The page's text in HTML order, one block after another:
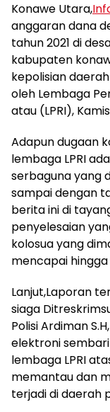
Konawe Utara,
anggaran dana
tahun 2021 di
kabupaten
kepolisian
oleh Lembaga
atau (LPRI),
Adapun dugaan
lembaga LPRI
serbaguna yang
sampai dengan
berita ini di
penyelesaian
kolosua yang
mencapai
Lanjut,Laporan
siaga
Polisi Ardiman
elektroni
lembaga LPRI
memantau dan
terjadi di daerah